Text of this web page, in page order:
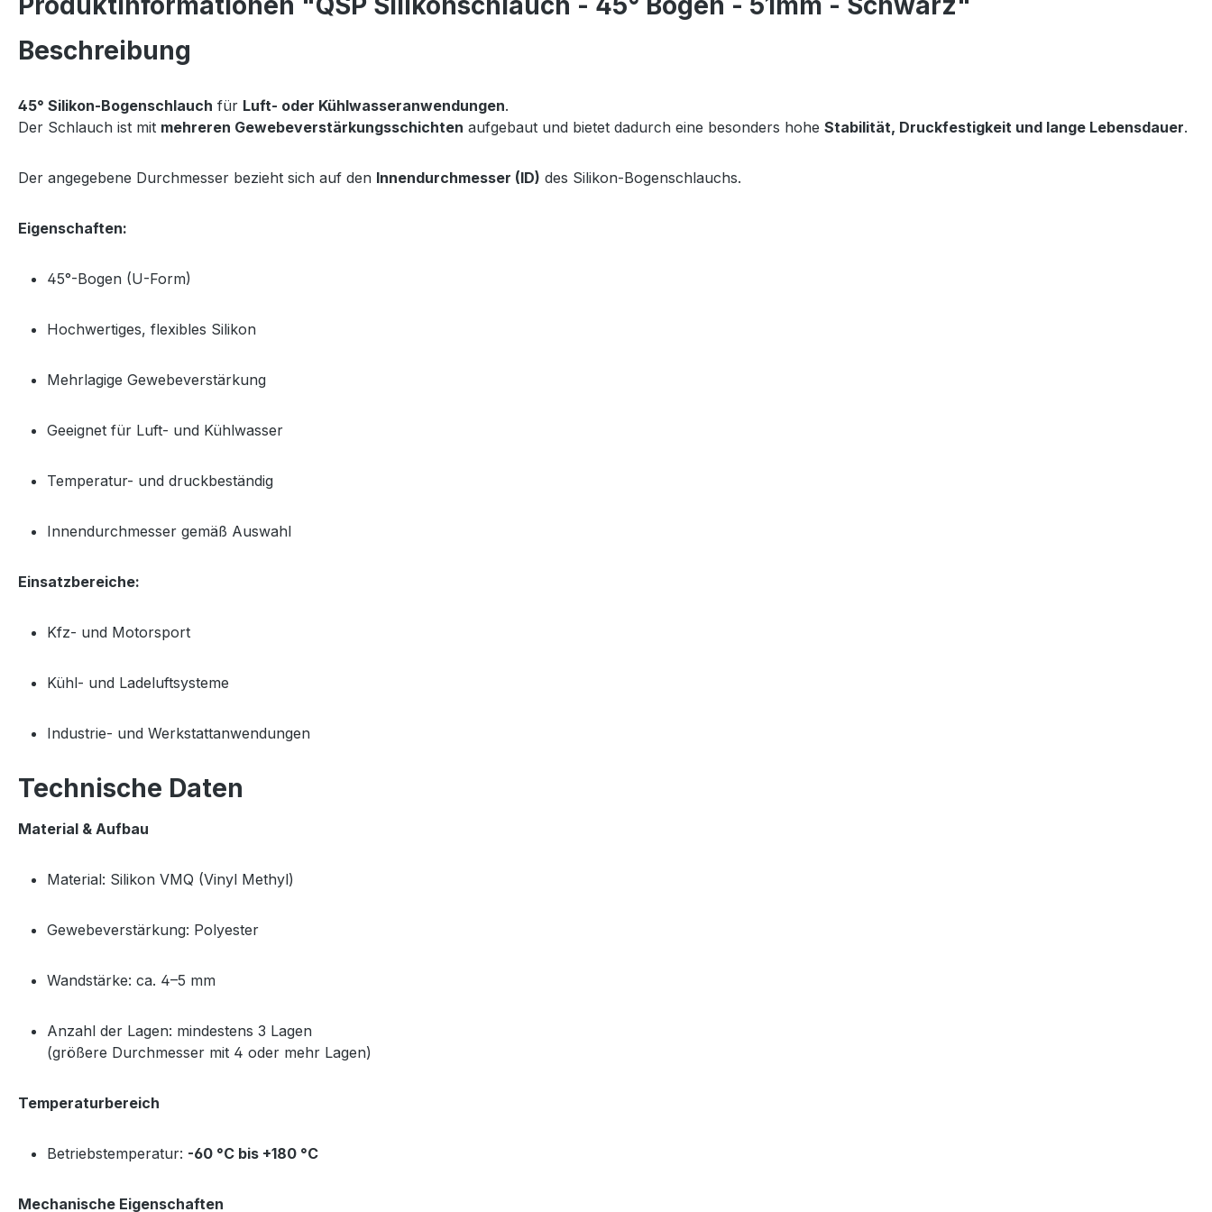
Beschreibung
45° Silikon-Bogenschlauch für Luft- oder Kühlwasseranwendungen.
Der Schlauch ist mit mehreren Gewebeverstärkungsschichten aufgebaut und bietet dadurch eine besonders hohe Stabilität, Druckfestigkeit und lange Lebensdauer.
Der angegebene Durchmesser bezieht sich auf den Innendurchmesser (ID) des Silikon-Bogenschlauchs.
Eigenschaften:
45°-Bogen (U-Form)
Hochwertiges, flexibles Silikon
Mehrlagige Gewebeverstärkung
Geeignet für Luft- und Kühlwasser
Temperatur- und druckbeständig
Innendurchmesser gemäß Auswahl
Einsatzbereiche:
Kfz- und Motorsport
Kühl- und Ladeluftsysteme
Industrie- und Werkstattanwendungen
Technische Daten
Material & Aufbau
Material: Silikon VMQ (Vinyl Methyl)
Gewebeverstärkung: Polyester
Wandstärke: ca. 4–5 mm
Anzahl der Lagen: mindestens 3 Lagen
(größere Durchmesser mit 4 oder mehr Lagen)
Temperaturbereich
Betriebstemperatur: -60 °C bis +180 °C
Mechanische Eigenschaften